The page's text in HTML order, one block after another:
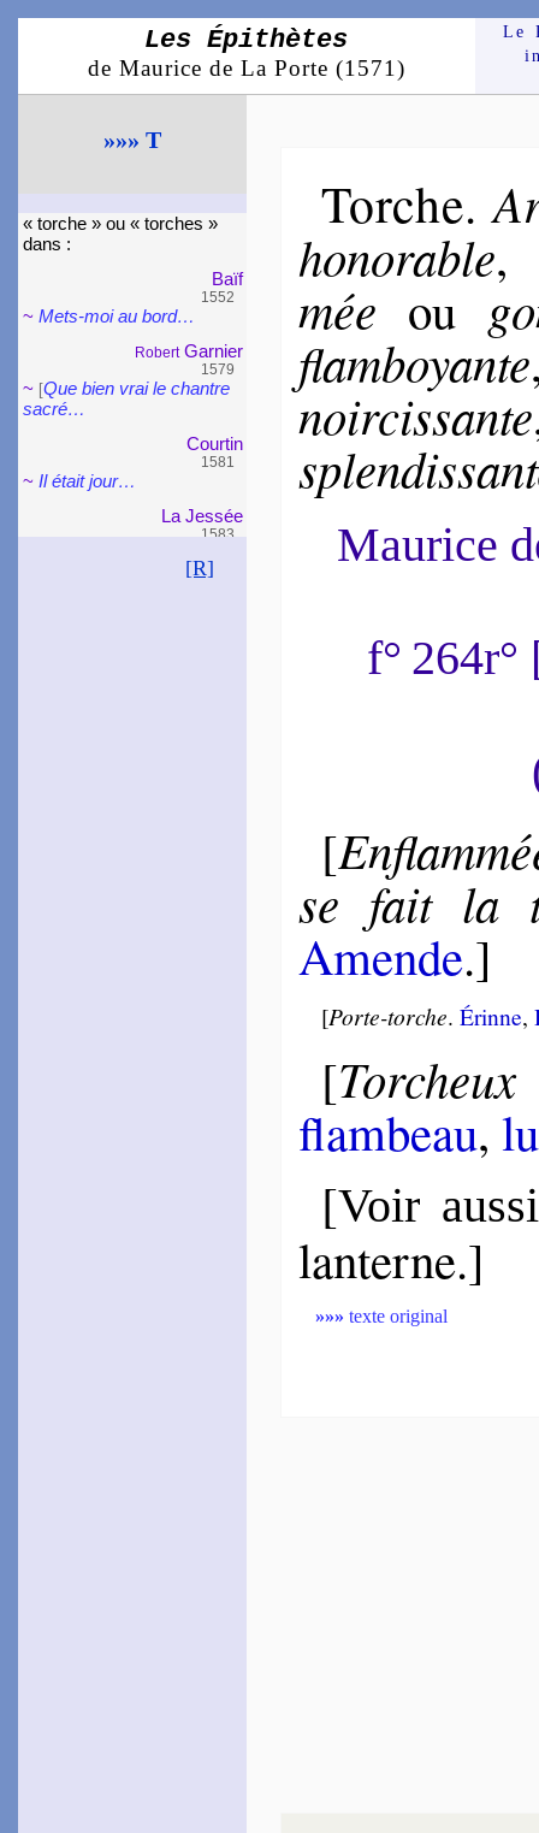
Les Épithètes
de Maurice de La Porte (1571)
Le
»»» T
« torche » ou « torches »
dans :
Baïf
1552
~Mets-moi au bord…
RobertGarnier
1579
~ [Que bien vrai le chantre
sa­cré…
Cour­tin
1581
~Il était jour…
La Jessée
1583
[R]
Torche.
ho­no­rable
mée ou
flam­boyante
noir­cis­sante
Maurice
f°
[
se fait la
Amende.]
[Porte-torche.Érinne,
[Torcheux
flam­beau,
[Voir aussi
lanterne.]
»»» texte original